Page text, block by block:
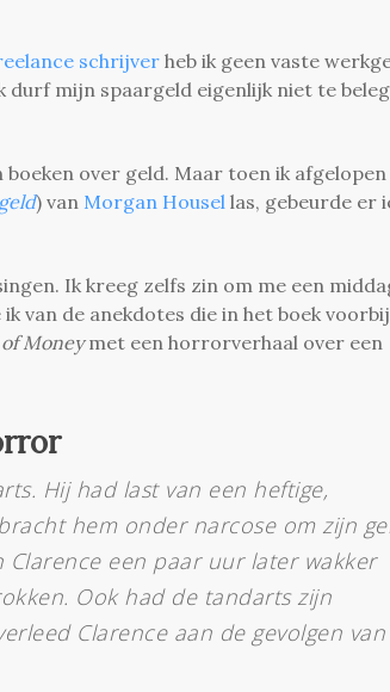
schrijverheb ik geen vaste
durf mijn spaargeld eigenlijk niet te
over geld. Maar toen ik afgelopen
) van Morgan Housel las, gebeurde er
Ik kreeg zelfs zin om me een
van de anekdotes die in het boek voorbij
Moneymet een horrorverhaal over een
Hij had last van een heftige,
hem onder narcose om zijn
een paar uur later wakker
Ook had de tandarts zijn
Clarence aan de gevolgen